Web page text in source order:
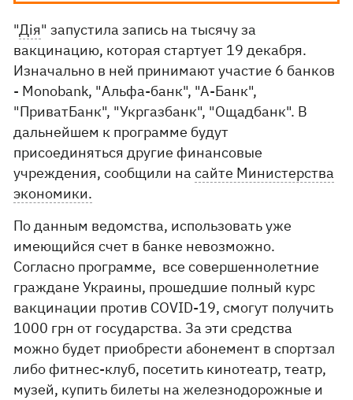
"Дія" запустила запись на тысячу за
вакцинацию, которая стартует 19 декабря.
Изначально в ней принимают участие 6 банков
- Monobank, "Альфа-банк", "А-Банк",
"ПриватБанк", "Укргазбанк", "Ощадбанк". В
дальнейшем к программе будут
присоединяться другие финансовые
учреждения, сообщили насайте Министерства
экономики.
По данным ведомства, использовать уже
имеющийся счет в банке невозможно.
Согласно программе, все совершеннолетние
граждане Украины, прошедшие полный курс
вакцинации против COVID-19, смогут получить
1000 грн от государства. За эти средства
можно будет приобрести абонемент в спортзал
либо фитнес-клуб, посетить кинотеатр, театр,
музей, купить билеты на железнодорожные и